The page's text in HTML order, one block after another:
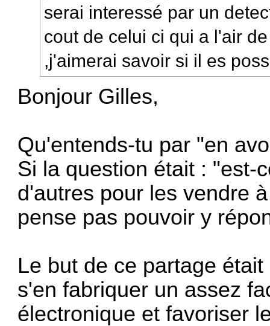
serai interessé par un
cout de celui ci qui a l'air
,j'aimerai savoir si il es
Bonjour Gilles,
Qu'entends-tu par "en
Si la question était : "est-
d'autres pour les vendre
pense pas pouvoir y
Le but de ce partage
s'en fabriquer un assez
électronique et favoriser